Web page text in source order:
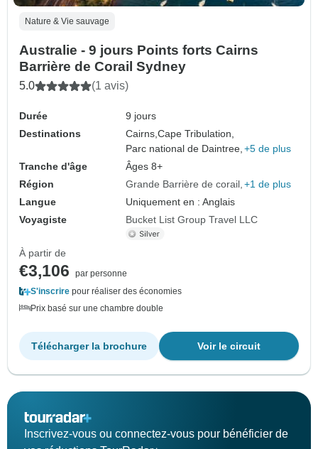
Nature & Vie sauvage
Australie - 9 jours Points forts Cairns
Barrière de Corail Sydney
5.0 (1 avis)
Durée
9 jours
Destinations
Cairns,Cape Tribulation,
Parc national de Daintree, +5 de plus
Tranche d'âge
Âges 8+
Région
Grande Barrière de corail +1 de plus
Langue
Uniquement en : Anglais
Voyagiste
Bucket List Group Travel LLC
À partir de
€3,106
par personne
S'inscrire pour réaliser des économies
Prix basé sur une chambre double
Voir le circuit
Télécharger la brochure
Inscrivez-vous ou connectez-vous pour bénéficier de